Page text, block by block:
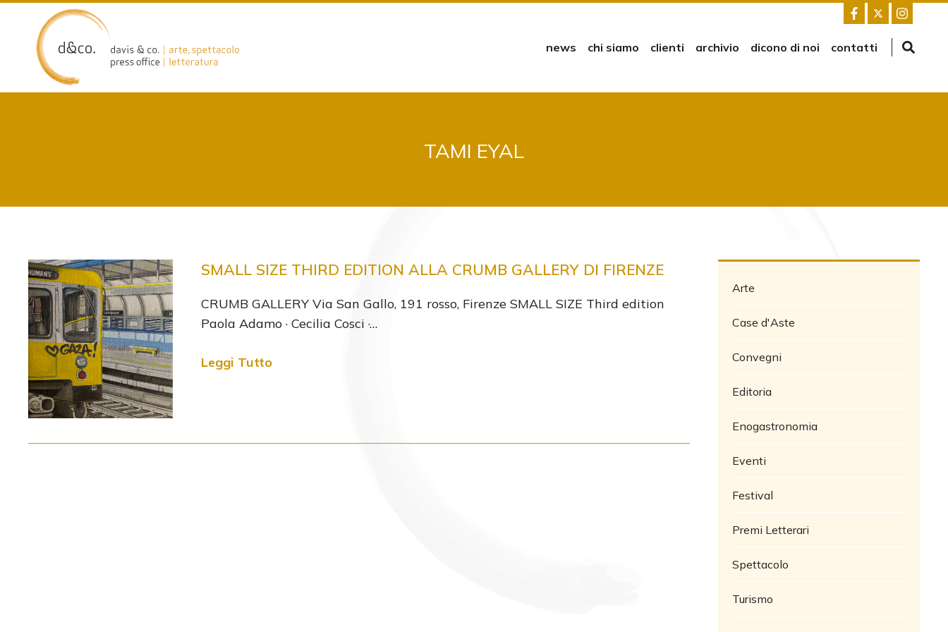
content
news chi siamo clienti archivio dicono di noi contatti
TAMI EYAL
SMALL SIZE THIRD EDITION ALLA CRUMB GALLERY DI FIRENZE
CRUMB GALLERY Via San Gallo, 191 rosso, Firenze SMALL SIZE Third edition
Paola Adamo · Cecilia Cosci ·…
Leggi Tutto
Arte
Case d'Aste
Convegni
Editoria
Enogastronomia
Eventi
Festival
Premi Letterari
Spettacolo
Turismo